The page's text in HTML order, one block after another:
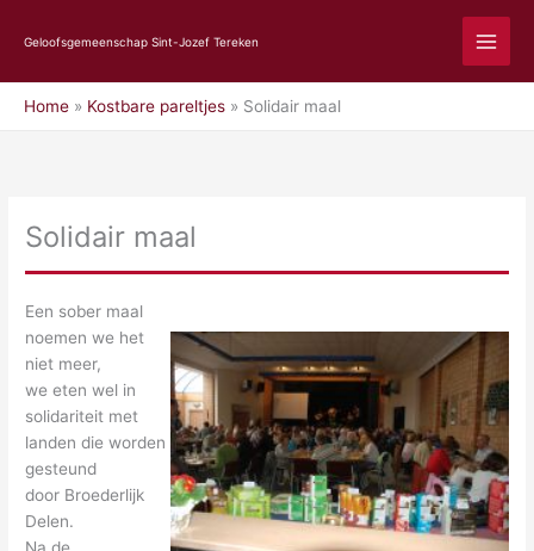
naarGeloofsgemeenschap Sint-Jozef Tereken
Home Kostbare pareltjes Solidair maal
Solidair maal
Een sober maal
noemen we het
niet meer,
we eten wel in
solidariteit met
landen die worden
gesteund
door Broederlijk
Delen.